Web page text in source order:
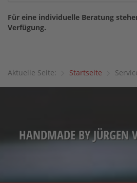
Für eine individuelle Beratung
Verfügung.
Aktuelle Seite: Startseite
HANDMADE BY JÜRGEN